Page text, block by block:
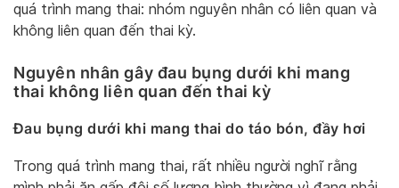
quá trình mang thai: nhóm nguyên nhân có liên quan và
không liên quan đến thai kỳ.
Nguyên nhân gây đau bụng dưới khi mang
thai không liên quan đến thai kỳ
Đau bụng dưới khi mang thai do táo bón, đầy hơi
Trong quá trình mang thai, rất nhiều người nghĩ rằng